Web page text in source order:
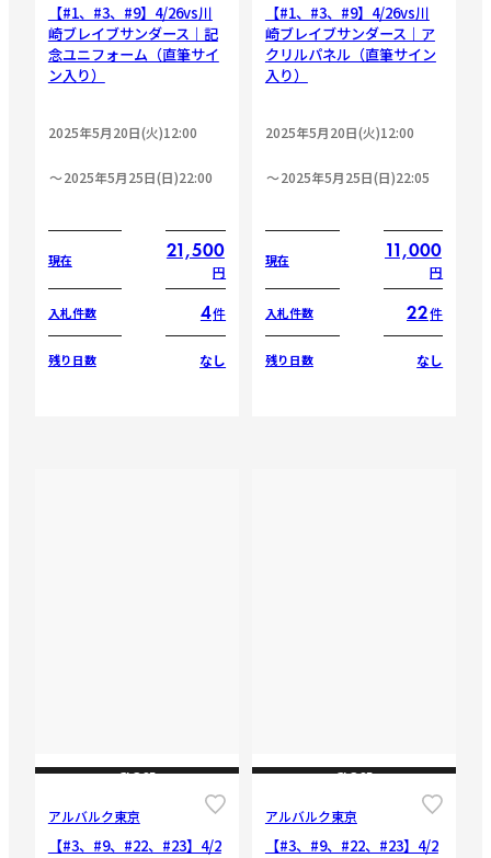
【#1、#3、#9】4/26vs川
崎ブレイブサンダース｜記
念ユニフォーム（直筆サイ
ン入り）
2025年5月20日(火)12:00
2025年5月25日(日)22:00
現在 21,500
円
入札件数 4件
残り日数 なし
【#1、#3、#9】4/26vs川
崎ブレイブサンダース｜ア
クリルパネル（直筆サイン
入り）
2025年5月20日(火)12:00
2025年5月25日(日)22:05
現在 11,000
円
入札件数 22件
残り日数 なし
CLOSE
アルバルク東京
【#3、#9、#22、#23】4/2
CLOSE
アルバルク東京
【#3、#9、#22、#23】4/2